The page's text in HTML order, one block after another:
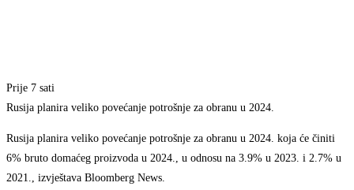
Prije 7 sati
Rusija planira veliko povećanje potrošnje za obranu u 2024.
Rusija planira veliko povećanje potrošnje za obranu u 2024. koja će činiti
6% bruto domaćeg proizvoda u 2024., u odnosu na 3.9% u 2023. i 2.7% u
2021., izvještava Bloomberg News.